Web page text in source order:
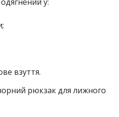
взуття.
рюкзак для лижного